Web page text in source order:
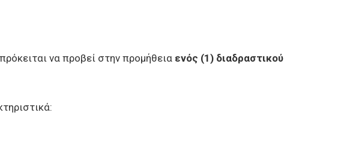
να προβεί στην προμήθεια ενός (1) διαδραστικού